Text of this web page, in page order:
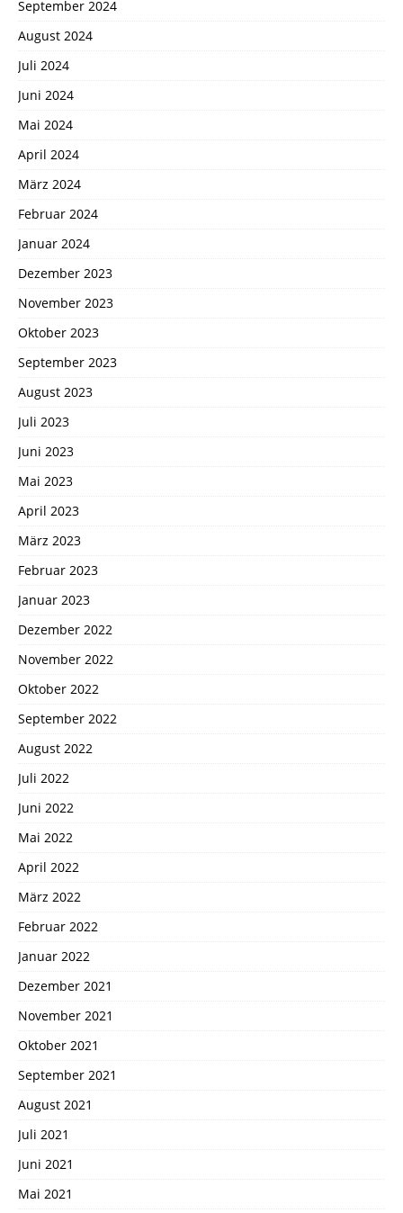
September 2024
August 2024
Juli 2024
Juni 2024
Mai 2024
April 2024
März 2024
Februar 2024
Januar 2024
Dezember 2023
November 2023
Oktober 2023
September 2023
August 2023
Juli 2023
Juni 2023
Mai 2023
April 2023
März 2023
Februar 2023
Januar 2023
Dezember 2022
November 2022
Oktober 2022
September 2022
August 2022
Juli 2022
Juni 2022
Mai 2022
April 2022
März 2022
Februar 2022
Januar 2022
Dezember 2021
November 2021
Oktober 2021
September 2021
August 2021
Juli 2021
Juni 2021
Mai 2021